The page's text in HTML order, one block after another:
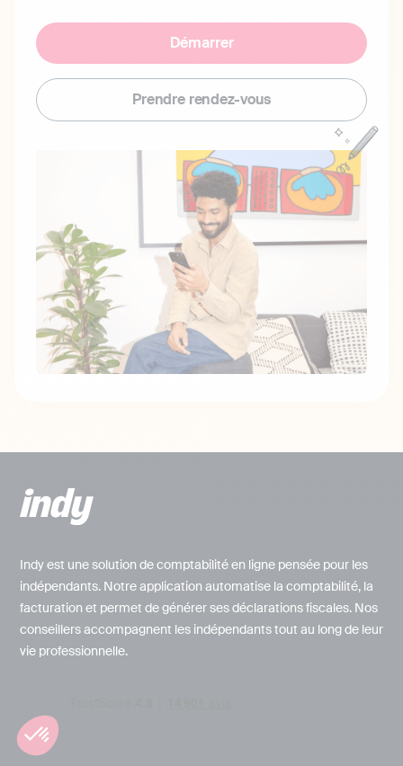
Démarrer
Prendre rendez-vous
Indy est une solution de comptabilité en ligne pensée pour les
indépendants. Notre application automatise la comptabilité, la
facturation et permet de générer ses déclarations fiscales. Nos
conseillers accompagnent les indépendants tout au long de leur
vie professionnelle.